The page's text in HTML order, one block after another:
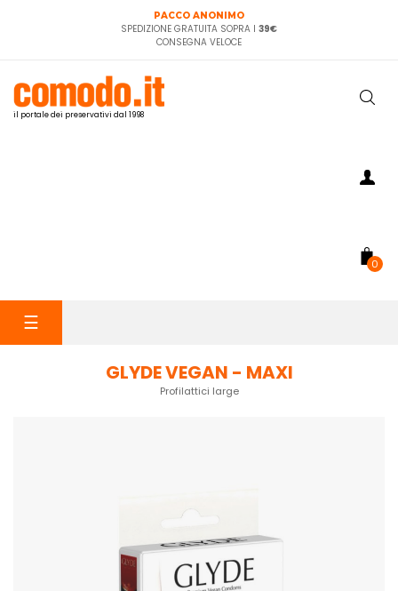
PACCO ANONIMO
SPEDIZIONE GRATUITA SOPRA I 39€
CONSEGNA VELOCE
il portale dei preservativi dal 1998
0
navigazione
☰
GLYDE VEGAN - MAXI
Profilattici large